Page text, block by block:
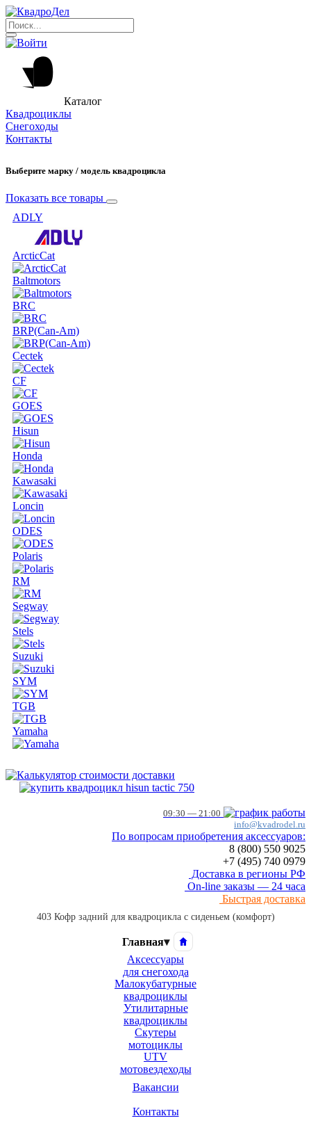
Каталог
Квадроциклы
Снегоходы
Контакты
Выберите марку / модель квадроцикла
Показать все товары
ADLY
ArcticCat
Baltmotors
BRC
BRP(Can-Am)
Cectek
CF
GOES
Hisun
Honda
Kawasaki
Loncin
ODES
Polaris
RM
Segway
Stels
Suzuki
SYM
TGB
Yamaha
09:30 — 21:00
info@kvadrodel.ru
По вопросам приобретения аксессуаров:
8 (800) 550 9025
+7 (495) 740 0979
Доставка в регионы РФ
On-line заказы — 24 часа
Быстрая доставка
403 Кофр задний для квадроцикла с сиденьем (комфорт)
Главная▾
Аксессуары
для снегохода
Малокубатурные
квадроциклы
Утилитарные
квадроциклы
Скутеры
мотоциклы
UTV
мотовездеходы
Вакансии
Контакты